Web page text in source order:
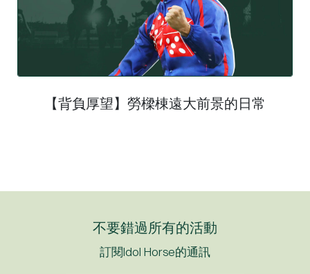
【背負厚望】勞樑棟遠大前景的日常
不要錯過所有的活動
訂閱Idol Horse的通訊